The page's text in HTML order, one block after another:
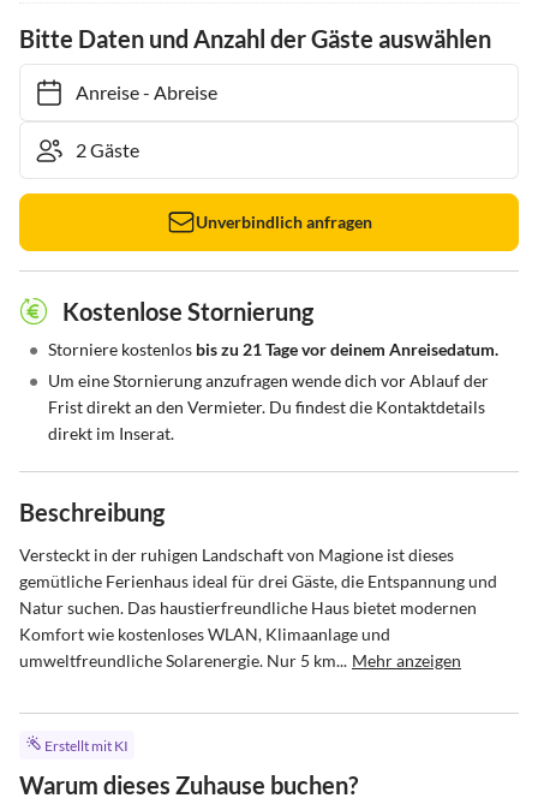
Bitte Daten und Anzahl der Gäste auswählen
Anreise- Abreise
Unverbindlich anfragen
Kostenlose Stornierung
• Storniere kostenlos bis zu 21 Tage vor deinem Anreisedatum.
• Um eine Stornierung anzufragen wende dich vor Ablauf der
Frist direkt an den Vermieter. Du findest die Kontaktdetails
direkt im Inserat.
Beschreibung
Versteckt in der ruhigen Landschaft von Magione ist dieses
gemütliche Ferienhaus ideal für drei Gäste, die Entspannung und
Natur suchen. Das haustierfreundliche Haus bietet modernen
Komfort wie kostenloses WLAN, Klimaanlage und
umweltfreundliche Solarenergie. Nur 5 km... Mehr anzeigen
Erstellt mit KI
Warum dieses Zuhause buchen?